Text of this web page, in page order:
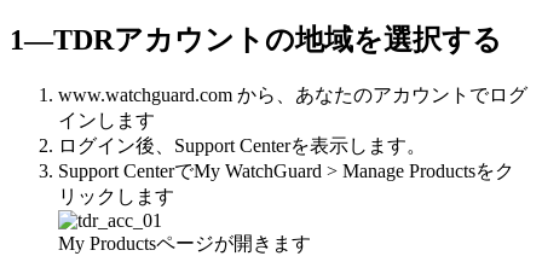
1―TDRアカウントの地域を選択する
www.watchguard.com から、あなたのアカウントでログ
インします
ログイン後、Support Centerを表示します。
Support CenterでMy WatchGuard > Manage Productsをク
リックします
My Productsページが開きます